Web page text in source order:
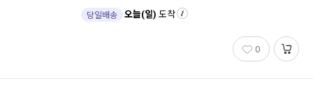
당일배송 오늘(일) 도착
0